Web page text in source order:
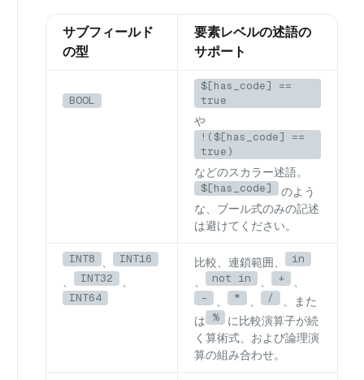
サブフィールド
の型
要素レベルの述語の
サポート
BOOL
$[has_code] ==
true
や
!($[has_code] ==
true)
などのスカラー述語。
$[has_code]
のよう
な、ブール式のみの記述
は避けてください。
INT8 、 INT16
、 INT32 、
INT64
比較、連鎖範囲、 in
、 not in 、 + 、
- 、 * 、 /
、また
は %
に比較演算子が続
く算術式、および論理演
算の組み合わせ。